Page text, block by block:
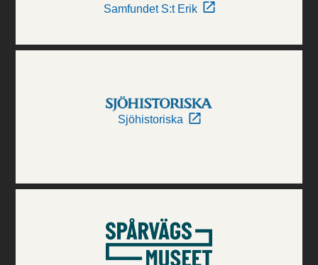
Samfundet S:t Erik
Sjöhistoriska